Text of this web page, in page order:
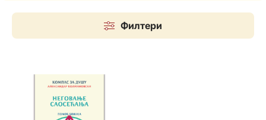
Филтери